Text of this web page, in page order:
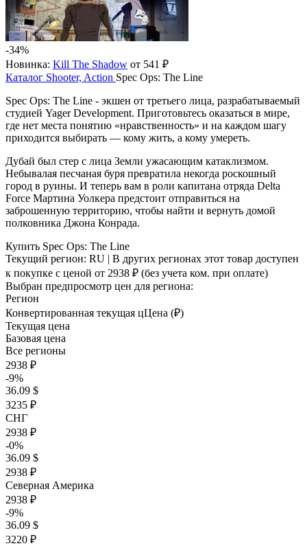
-34%
Новинка: Kill The Shadow от 541 ₽
Каталог Shooter, Action Spec Ops: The Line
Spec Ops: The Line - экшен от третьего лица, разрабатываемый
студией Yager Development. Приготовьтесь оказаться в мире,
где нет места понятию «нравственность» и на каждом шагу
приходится выбирать — кому жить, а кому умереть.
Дубай был стер с лица Земли ужасающим катаклизмом.
Небывалая песчаная буря превратила некогда роскошный
город в руины. И теперь вам в роли капитана отряда Delta
Force Мартина Уолкера предстоит отправиться на
заброшенную территорию, чтобы найти и вернуть домой
полковника Джона Конрада.
Купить Spec Ops: The Line
Текущий регион: RU | В других регионах этот товар доступен
к покупке с ценой от 2938 ₽ (без учета ком. при оплате)
Выбран предпросмотр цен для региона:
Регион
Конвертированная текущая цЦена (₽)
Текущая цена
Базовая цена
Все регионы
2938 ₽
-9%
36.09 $
3235 ₽
СНГ
2938 ₽
-0%
36.09 $
2938 ₽
Северная Америка
2938 ₽
-9%
36.09 $
3220 ₽